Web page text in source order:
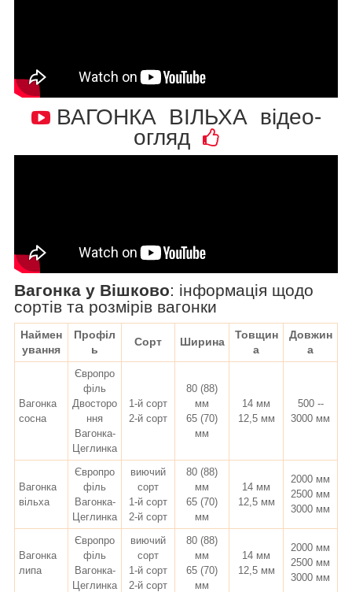
ВАГОНКА ВІЛЬХА відео-
огляд
Вагонка у Вішково: інформація щодо
сортів та розмірів вагонки
Наймен
ування
Профіл
ь
Сорт Ширина
Товщин
а
Довжин
а
Вагонка
сосна
Європро
філь
Двосторо
ння
Вагонка-
Цеглинка
1-й сорт
2-й сорт
80 (88)
мм
65 (70)
мм
14 мм
12,5 мм
500 --
3000 мм
Вагонка
вільха
Європро
філь
Вагонка-
Цеглинка
виючий
сорт
1-й сорт
2-й сорт
80 (88)
мм
65 (70)
мм
14 мм
12,5 мм
2000 мм
2500 мм
3000 мм
Вагонка
липа
Європро
філь
Вагонка-
Цеглинка
виючий
сорт
1-й сорт
2-й сорт
80 (88)
мм
65 (70)
мм
14 мм
12,5 мм
2000 мм
2500 мм
3000 мм